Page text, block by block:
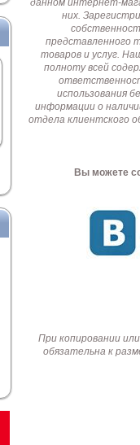
386 руб.
данном интернет-
них.
представленного
товаров и услуг.
полноту всей
использования
информации о
отдела клиентского
Вы можете
При копировании
обязательна к